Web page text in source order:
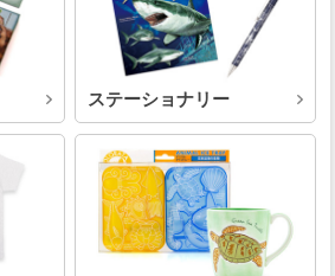
ステーショナリー